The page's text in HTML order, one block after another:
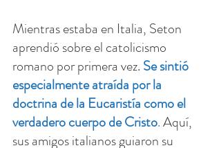
Mientras estaba en Italia, Seton
aprendió sobre el catolicismo
romano por primera vez. Se sintió
especialmente atraída por la
doctrina de la Eucaristía como el
verdadero cuerpo de Cristo. Aquí,
sus amigos italianos guiaron su